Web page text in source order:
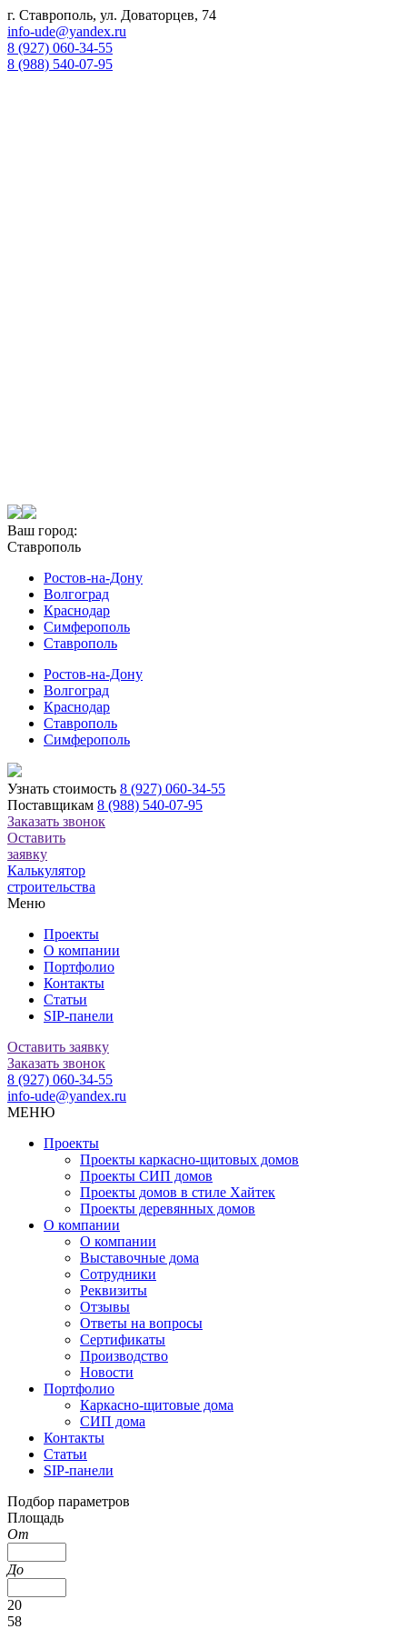
г. Ставрополь, ул. Доваторцев, 74
info-ude@yandex.ru
8 (927) 060-34-55
8 (988) 540-07-95
Ваш город:
Ставрополь
Ростов-на-Дону
Волгоград
Краснодар
Симферополь
Ставрополь
Ростов-на-Дону
Волгоград
Краснодар
Ставрополь
Симферополь
Узнать стоимость 8 (927) 060-34-55
Поставщикам 8 (988) 540-07-95
Заказать звонок
Оставить
заявку
Калькулятор
строительства
Меню
Проекты
О компании
Портфолио
Контакты
Статьи
SIP-панели
Оставить заявку
Заказать звонок
8 (927) 060-34-55
info-ude@yandex.ru
МЕНЮ
Проекты
Проекты каркасно-щитовых домов
Проекты СИП домов
Проекты домов в стиле Хайтек
Проекты деревянных домов
О компании
О компании
Выставочные дома
Сотрудники
Реквизиты
Отзывы
Ответы на вопросы
Сертификаты
Производство
Новости
Портфолио
Каркасно-щитовые дома
СИП дома
Контакты
Статьи
SIP-панели
Подбор параметров
Площадь
От
До
20
58